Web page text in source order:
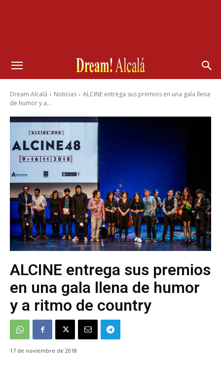
Dream Alcalá Noticias
ALCINE entrega sus premios en una gala llena
de humor y a...
ALCINE entrega sus premios
en una gala llena de humor
y a ritmo de country
17 de noviembre de 2018